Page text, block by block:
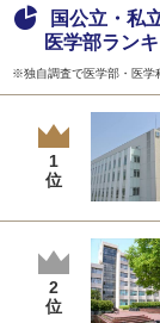
国公立・私
医学部ラン
※独自調査で医学部・医学
1
位
2
位